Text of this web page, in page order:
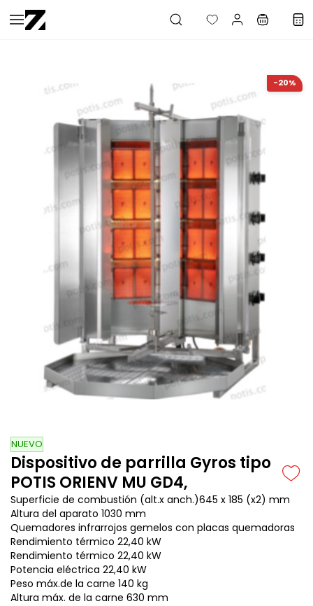
Saltar al
contenido
-20%
NUEVO
Dispositivo de parrilla Gyros tipo
POTIS ORIENV MU GD4,
Superficie de combustión (alt.x anch.)645 x 185 (x2) mm
Altura del aparato 1030 mm
Quemadores infrarrojos gemelos con placas quemadoras
Rendimiento térmico 22,40 kW
Rendimiento térmico 22,40 kW
Potencia eléctrica 22,40 kW
Peso máx.de la carne 140 kg
Altura máx. de la carne 630 mm